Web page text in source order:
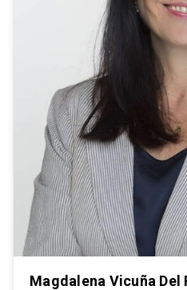
Magdalena Vicuña Del